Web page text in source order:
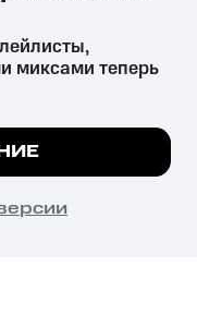
вред здоровью,
установленную
все
миксами теперь